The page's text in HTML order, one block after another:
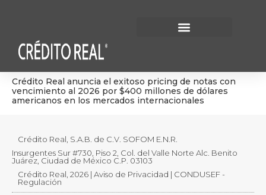
Crédito Real anuncia el exitoso pricing de notas con
vencimiento al 2026 por $400 millones de dólares
americanos en los mercados internacionales
Crédito Real, S.A.B. de C.V. SOFOM E.N.R.
Insurgentes Sur #730, Piso 2, Col. del Valle Norte Alc. Benito
Juárez, Ciudad de México C.P. 03103
Crédito Real, 2026 | Aviso de Privacidad | CONDUSEF -
Regulación